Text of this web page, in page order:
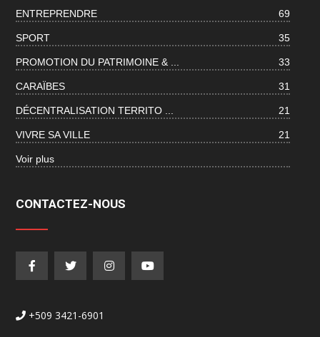
ENTREPRENDRE 69
SPORT 35
PROMOTION DU PATRIMOINE & ... 33
CARAÏBES 31
DÉCENTRALISATION TERRITO ... 21
VIVRE SA VILLE 21
Voir plus
CONTACTEZ-NOUS
+509 3421-6901